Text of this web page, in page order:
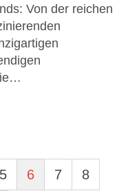
Von der reichen
5 6 7 8